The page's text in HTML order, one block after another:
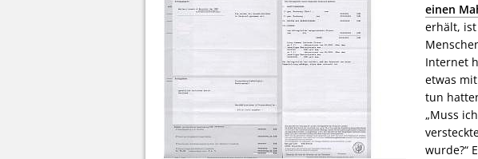
einen
erhält,
Internet
etwas
tun
„Muss
wurde?“